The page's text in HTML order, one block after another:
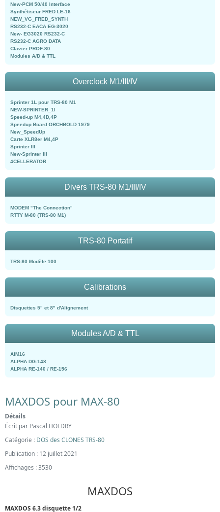
New-PCM 50/40 Interface
Synthétiseur FRED LE-16
NEW_VG_FRED_SYNTH
RS232-C EACA EG-3020
New- EG3020 RS232-C
RS232-C AGRO DATA
Clavier PROF-80
Modules A/D & TTL
Overclock M1/III/IV
Sprinter 1L pour TRS-80 M1
NEW-SPRINTER_1l
Speed-up M4,4D,4P
Speedup Board ORCHBOLD 1979
New_SpeedUp
Carte XLR8er M4,4P
Sprinter III
New-Sprinter III
4CELLERATOR
Divers TRS-80 M1/III/IV
MODEM "The Connection"
RTTY M-80 (TRS-80 M1)
TRS-80 Portatif
TRS-80 Modèle 100
Calibrations
Disquettes 5" et 8" d'Alignement
Modules A/D & TTL
AIM16
ALPHA DG-148
ALPHA RE-140 / RE-156
MAXDOS pour MAX-80
Détails
Écrit par Pascal HOLDRY
Catégorie : DOS des CLONES TRS-80
Publication : 12 juillet 2021
Affichages : 3530
MAXDOS
MAXDOS 6.3 disquette 1/2